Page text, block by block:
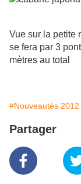
Vue sur la petite
se fera par 3
mètres au total
#Nouveautés 2012
Partager